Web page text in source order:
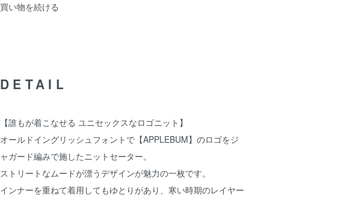
買い物を続ける
DETAIL
【誰もが着こなせる ユニセックスなロゴニット】
オールドイングリッシュフォントで【APPLEBUM】のロゴをジ
ャガード編みで施したニットセーター。
ストリートなムードが漂うデザインが魅力の一枚です。
インナーを重ねて着用してもゆとりがあり、寒い時期のレイヤー